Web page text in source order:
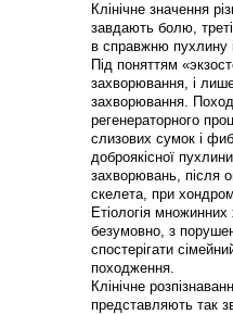
Клінічне значення
завдають болю, треті
в справжню пухлину
Під поняттям
захворювання, і
захворювання.
регенераторного
слизових сумок і
доброякісної
захворювань, після
скелета, при
Етіологія
безумовно, з
спостерігати
походження.
Клінічне
представляють так